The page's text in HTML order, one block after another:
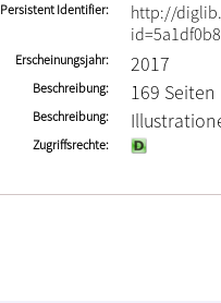
Persistent Identifier
http://
Erscheinungsjahr 2017
Beschreibung 169 Seiten
Beschreibung
Zugriffsrechte